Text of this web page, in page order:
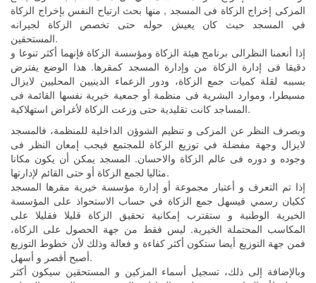
المزكى إخراج الزكاة فى المسجد , منها بحث ارتياح النفس بإخراج الزكاة
في المسجد حيث كان يعيش حوله حتى تخصص الزكاة لجيرانه
المستحقين.
إذا أنعمنا النظرالى برنامج هيئة الزكاة ومؤسسة الزكاة فإنهما أكثر تنوعا و
دقيقا فى إدارة الزكاة من وإدارة المسجد كمقرها. هذا الوضع يفترض
بسببه لقلة كميات جمع الزكاة، ودور الزعماء الدينيين المحليين لايزال
مسيطرا، وموارد البشرية فى منظمة أو جمعية خيرية نفسها القائمة فى
المساجد كانت تقليدية حتى وزعت الزكاة لأغراض استهلاكية.
وبصرف النظر عن المزكى و تنظيم الشوؤن الداخلية للمنظمة، فالمسجد
لايزال وجهة مفضلة في توزيع الزكاة للمجتمع فيجب إمعان النظر فى
وجوده و دوره فى عالم الزكاة والاحسان. المسجد يمكن أن يكون مكانا
مثاليا لجمع الزكاة أو حتى القائم لإدارتها.
إذا تم التعرف و أعتبار مجموعة أو إدارة مؤسسة خيرية مقرها المسجد
ككيان رسمي فيسهل جمع الزكاة في حساب الاستحواذ على المؤسسة
الخيرية الوطنية و ستقترب إمكانية تحقيق الزكاة قليلا فقليلا على
المكاسب المحتملة الخيرية. ليس فقط من جهة الحصول على الزكاة،
فمن جهة التوزيع أيضا ستكون أكثر كفاءة و فعالة وذلك لأن خطوط التوزيع
أصبح أقصر و أسهل.
وبالإضافة إلى ذلك، تسجيل أسماء المزكين و المستحقين سيكون أكثر